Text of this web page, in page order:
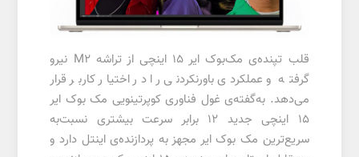
قلب تپنده‌ی مک‌بوک ایر 15 اینچی از تراشه M2 نیرو
گرفته و عملکردی باورنکردنی را در اختیار کاربر قرار
می‌دهد. به‌گفته‌ی غول فناوری کوپرتینویی مک بوک ایر
15 اینچی جدید 12 برابر سرعت بیشتری نسبت‌به
سریع‌ترین مک بوک ایر مجهز به پردازنده‌ی اینتل دارد و